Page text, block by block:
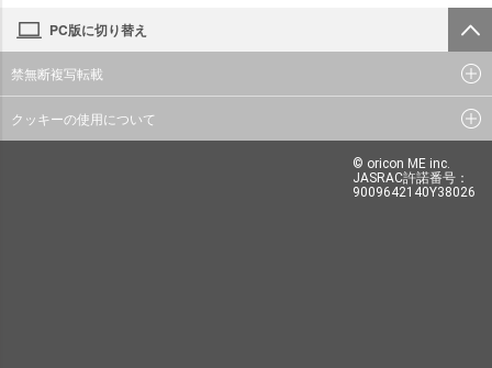
PC版に切り替え
禁無断複写転載
クッキーの使用について
© oricon ME inc.
JASRAC許諾番号：
9009642140Y38026